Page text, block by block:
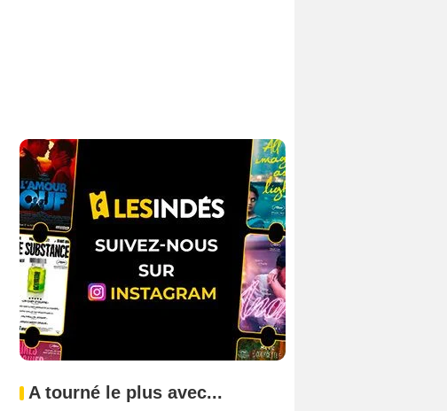
A tourné le plus avec...